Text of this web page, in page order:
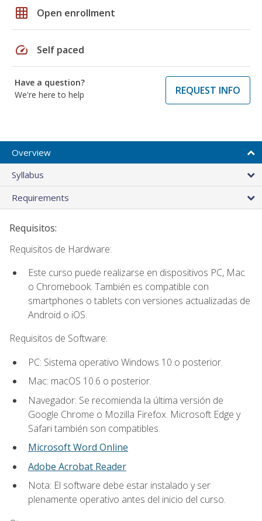
grid_on Open enrollment
speed Self paced
Have a question?
We're here to help
REQUEST INFO
Overview
Syllabus
Requirements
Requisitos:
Requisitos de Hardware:
Este curso puede realizarse en dispositivos PC, Mac
o Chromebook. También es compatible con
smartphones o tablets con versiones actualizadas de
Android o iOS.
Requisitos de Software:
PC: Sistema operativo Windows 10 o posterior.
Mac: macOS 10.6 o posterior.
Navegador: Se recomienda la última versión de
Google Chrome o Mozilla Firefox. Microsoft Edge y
Safari también son compatibles.
Microsoft Word Online
Adobe Acrobat Reader
Nota: El software debe estar instalado y ser
plenamente operativo antes del inicio del curso.